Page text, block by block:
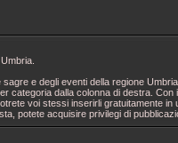
e degli eventi della regione
categoria dalla colonna di destra.
voi stessi inserirli gratuitamente
potete acquisire privilegi di